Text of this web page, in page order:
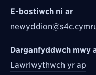
E-bostiwch ni ar
Darganfyddwch mwy
Lawrlwythwch yr ap